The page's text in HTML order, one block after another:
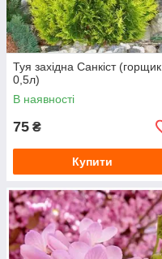
Туя західна Санкіст (горщик
0,5л)
В наявності
75 ₴
Купити